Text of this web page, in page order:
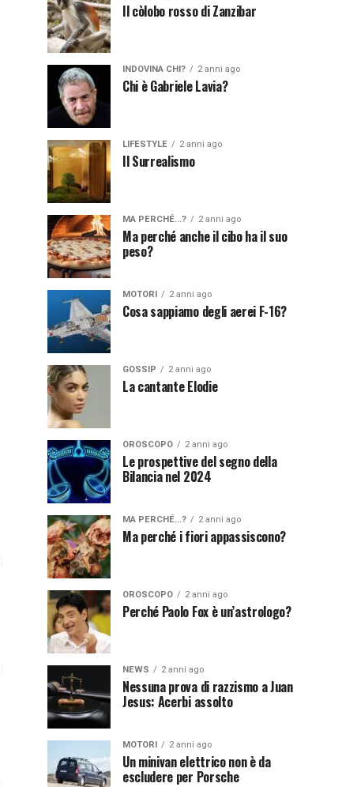
Il còlobo rosso di Zanzibar
INDOVINA CHI? 2 anni ago
Chi è Gabriele Lavia?
LIFESTYLE 2 anni ago
Il Surrealismo
MA PERCHÉ...? 2 anni ago
Ma perché anche il cibo ha il suo
peso?
MOTORI 2 anni ago
Cosa sappiamo degli aerei F-16?
GOSSIP 2 anni ago
La cantante Elodie
OROSCOPO 2 anni ago
Le prospettive del segno della
Bilancia nel 2024
MA PERCHÉ...? 2 anni ago
Ma perché i fiori appassiscono?
OROSCOPO 2 anni ago
Perché Paolo Fox è un’astrologo?
NEWS 2 anni ago
Nessuna prova di razzismo a Juan
Jesus: Acerbi assolto
MOTORI 2 anni ago
Un minivan elettrico non è da
escludere per Porsche